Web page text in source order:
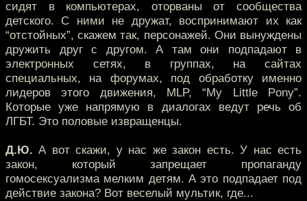
сидят в компьютерах, оторваны от сообщества
детского. С ними не дружат, воспринимают их как
“отстойных”, скажем так, персонажей. Они вынуждены
дружить друг с другом. А там они подпадают в
электронных сетях, в группах, на сайтах
специальных, на форумах, под обработку именно
лидеров этого движения, MLP, “My Little Pony”.
Которые уже напрямую в диалогах ведут речь об
ЛГБТ. Это половые извращенцы.
Д.Ю. А вот скажи, у нас же закон есть. У нас есть
закон, который запрещает пропаганду
гомосексуализма мелким детям. А это подпадает под
действие закона? Вот веселый мультик, где...